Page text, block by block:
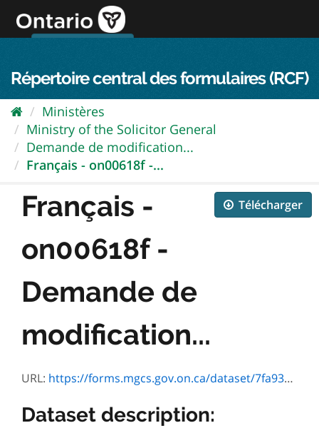
directement
au
Répertoire central des formulaires (RCF)
Ministères
Ministry of the Solicitor General
Demande de modification...
Français - on00618f -...
Télécharger
Français -
on00618f -
Demande de
modification...
URL: https://forms.mgcs.gov.on.ca/dataset/7fa93500-1f82-464d-a33d-02e4aa120a93/resource/053edb77-6d03-4cc4-9ed8-97df8b9fdf0b/download/on00618f.pdf
Dataset description: